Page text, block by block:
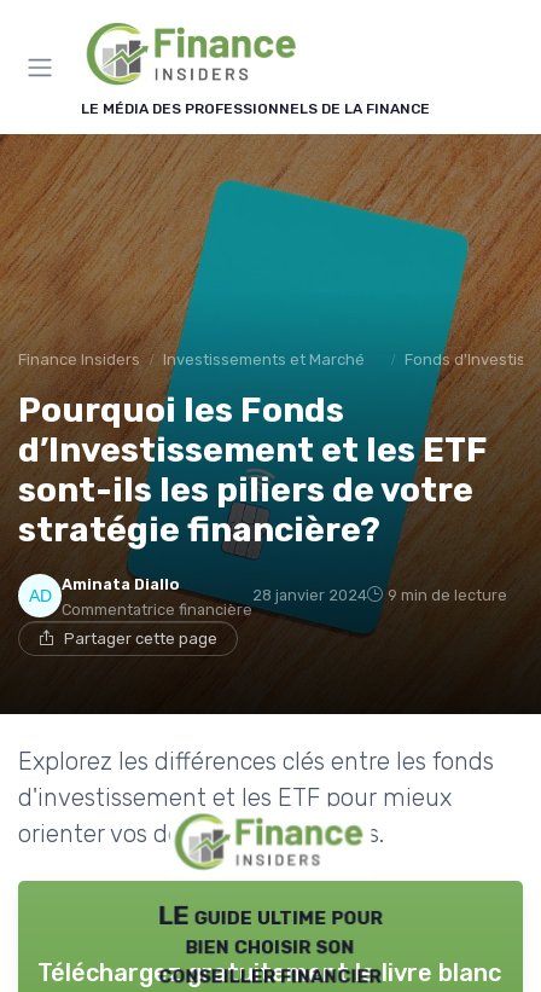
LE MÉDIA DES PROFESSIONNELS DE LA FINANCE
Finance Insiders Investissements et Marchés Financiers Fonds
Pourquoi les Fonds
d’Investissement et les ETF
sont-ils les piliers de votre
stratégie financière?
Aminata Diallo
Commentatrice financière
28 janvier 2024 9 min de lecture
Partager cette page
Explorez les différences clés entre les fonds
d'investissement et les ETF pour mieux
orienter vos décisions financières.
LE guide ultime pour
bien choisir son
conseiller financier
Téléchargez gratuitement le livre blanc